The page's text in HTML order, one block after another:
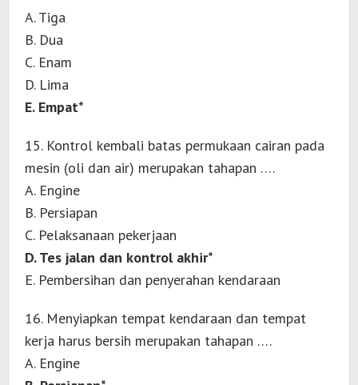
A. Tiga
B. Dua
C. Enam
D. Lima
E. Empat*
15. Kontrol kembali batas permukaan cairan pada
mesin (oli dan air) merupakan tahapan ….
A. Engine
B. Persiapan
C. Pelaksanaan pekerjaan
D. Tes jalan dan kontrol akhir*
E. Pembersihan dan penyerahan kendaraan
16. Menyiapkan tempat kendaraan dan tempat
kerja harus bersih merupakan tahapan ….
A. Engine